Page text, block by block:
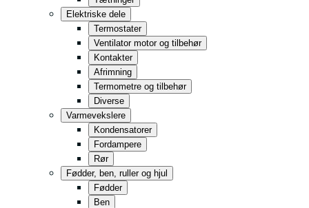
Dagligvarer
Detail
Helt i sort
Storkøkken
Opbevaring
Fast Food
Elektriske dele
Termostater
Ventilator motor og tilbehør
Kontakter
Afrimning
Termometre og tilbehør
Diverse
Varmevekslere
Kondensatorer
Fordampere
Rør
Fødder, ben, ruller og hjul
Fødder
Ben